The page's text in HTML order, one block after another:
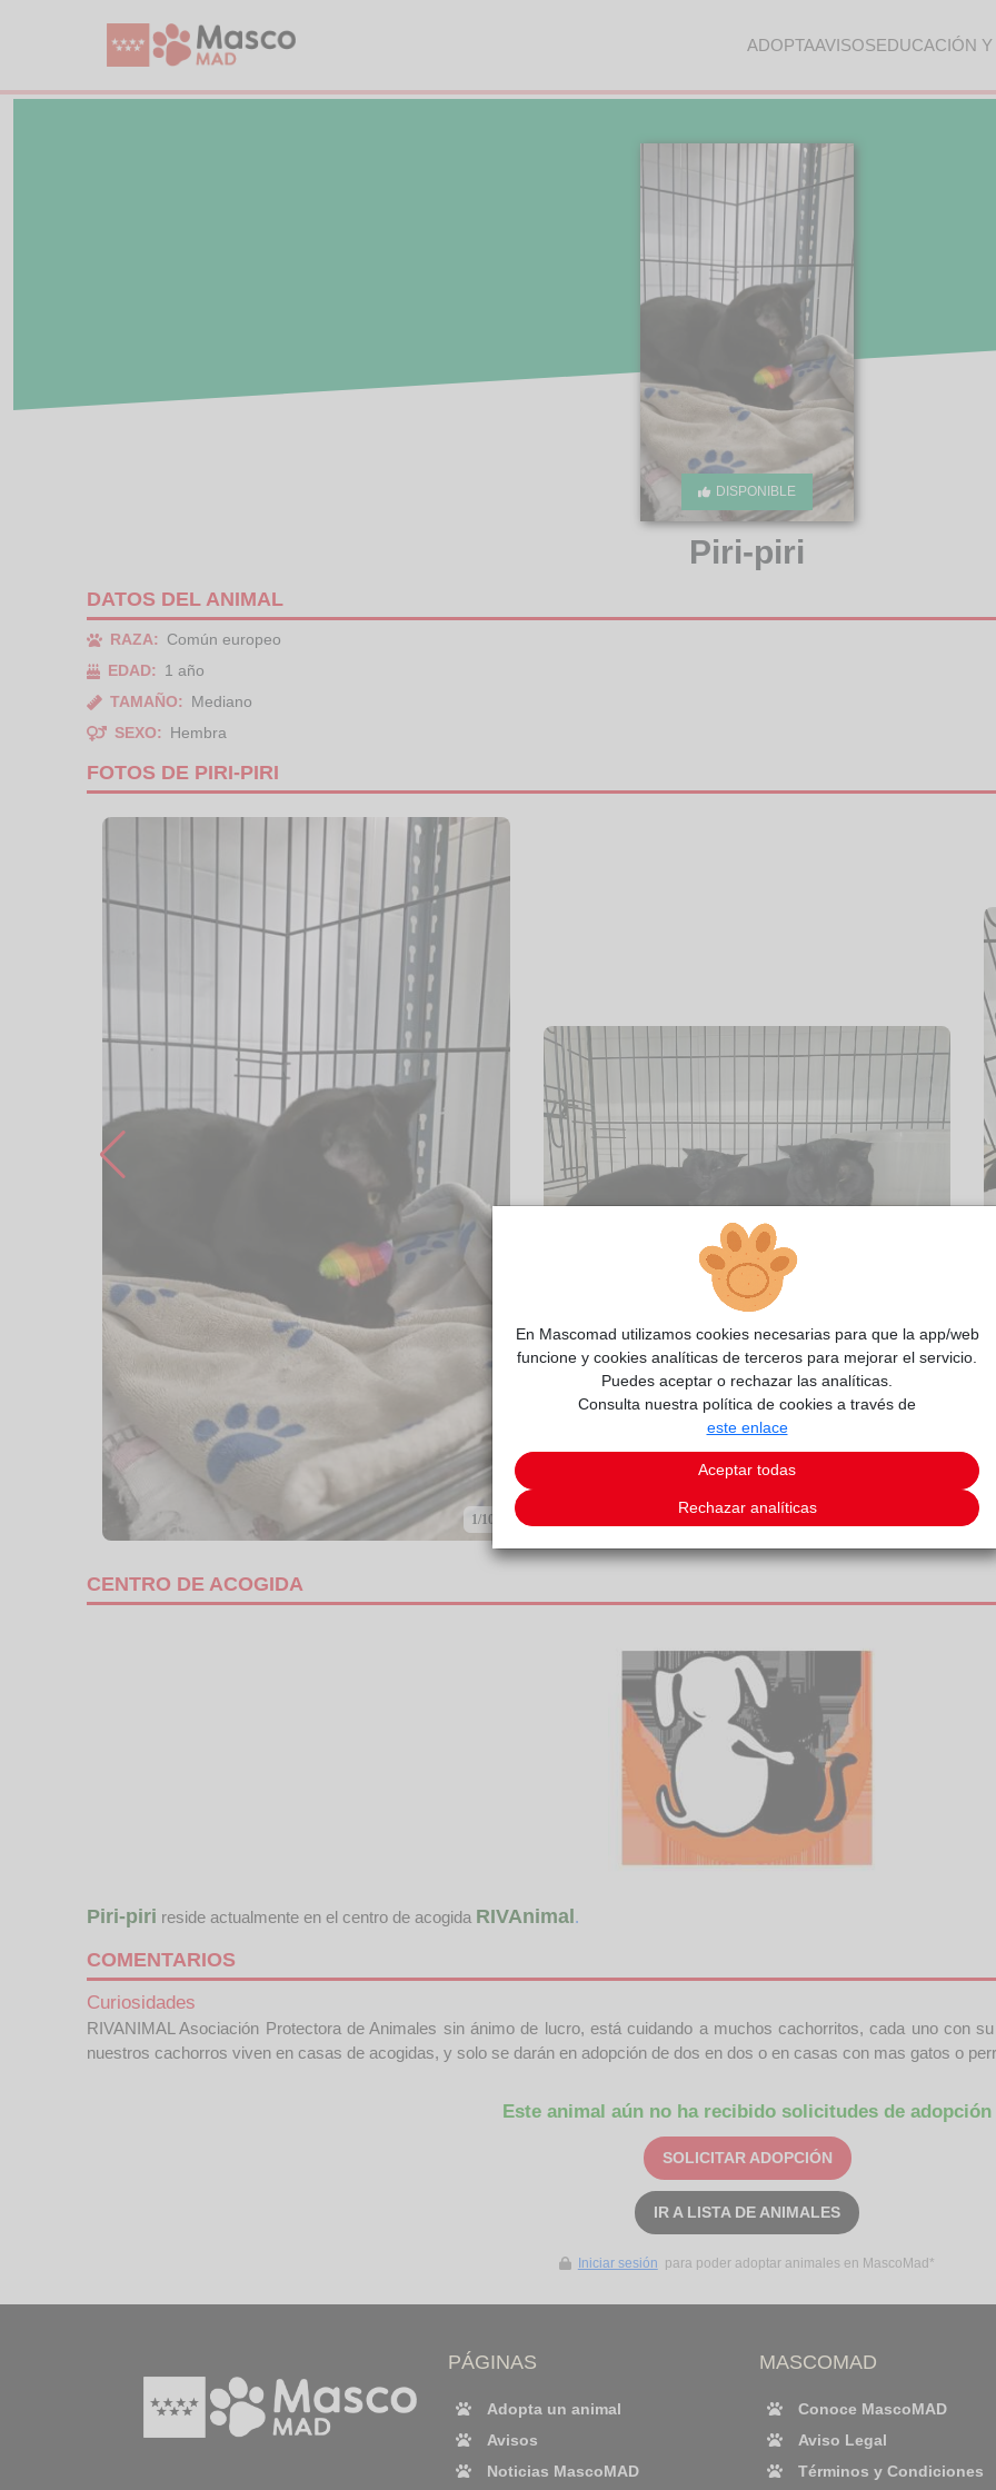
ADOPTAAVISOSEDUCACIÓN
DISPONIBLE
Piri-piri
DATOS DEL ANIMAL
RAZA:
Común europeo
EDAD:
1 año
TAMAÑO:
Mediano
SEXO:
Hembra
FOTOS DE PIRI-PIRI
1/10
CENTRO DE ACOGIDA
Piri-piri reside actualmente en el centro de acogida RIVAnimal .
COMENTARIOS
Curiosidades
RIVANIMAL Asociación Protectora de Animales sin ánimo de lucro, está cuidando a muchos cachorritos, cada uno con
nuestros cachorros viven en casas de acogidas, y solo se darán en adopción de dos en dos o en casas con mas gatos o
Este animal aún no ha recibido solicitudes de adopción
SOLICITAR ADOPCIÓN
IR A LISTA DE ANIMALES
Iniciar sesión para poder adoptar animales en MascoMad*
PÁGINAS
Adopta un animal
Avisos
Noticias MascoMAD
MASCOMAD
Conoce MascoMAD
Aviso Legal
Términos y Condiciones
En Mascomad utilizamos cookies necesarias para que la app/web
funcione y cookies analíticas de terceros para mejorar el servicio.
Puedes aceptar o rechazar las analíticas.
Consulta nuestra política de cookies a través de
este enlace
Aceptar todas
Rechazar analíticas